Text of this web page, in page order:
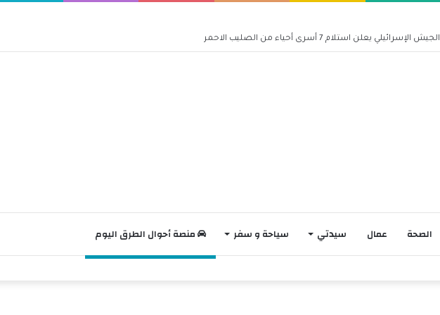
العناية بالبشرة في الشتاء 2026: دليل احترافي لحماية بشرتك من قسوة البرد
الصحة عمال سيدتي سياحة و سفر منصة أحوال الطرق اليوم